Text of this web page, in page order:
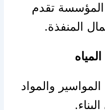
تقدم
المنفذة.
والمواد